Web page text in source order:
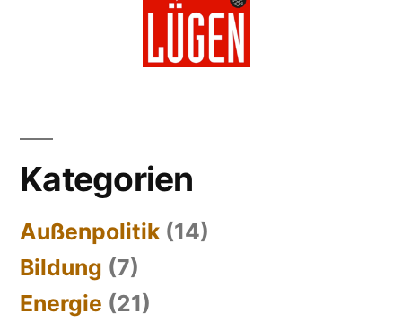
Kategorien
Außenpolitik (14)
Bildung (7)
Energie (21)